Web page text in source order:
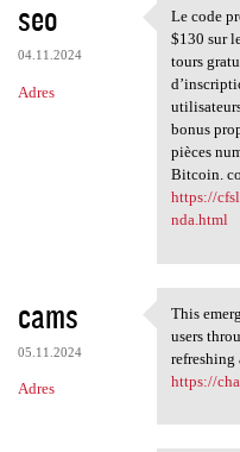
seo
04.11.2024
Adres
Le code
Le code
$130 sur
tours
bonus
pièces
Bitcoin.
https://
nda.html
cams
05.11.2024
Adres
This
This
users
refreshing
https://